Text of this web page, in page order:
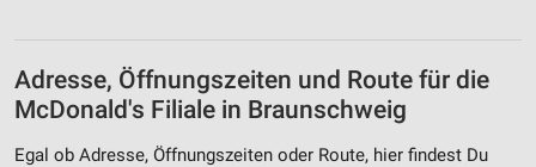
Adresse, Öffnungszeiten und Route für die
McDonald's Filiale in Braunschweig
Egal ob Adresse, Öffnungszeiten oder Route, hier findest Du